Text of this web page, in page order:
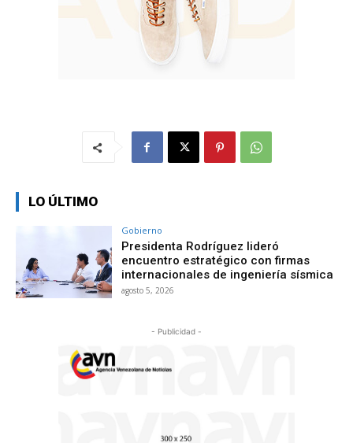
LO ÚLTIMO
Gobierno
Presidenta Rodríguez lideró
encuentro estratégico con firmas
internacionales de ingeniería sísmica
agosto 5, 2026
- Publicidad -